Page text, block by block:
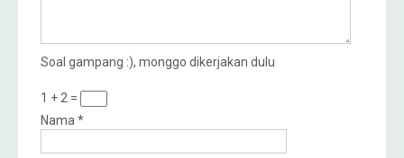
Soal gampang :), monggo dikerjakan dulu
1 + 2 =
Nama *